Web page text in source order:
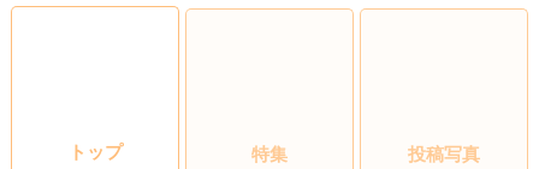
トップ 特集 投稿写真